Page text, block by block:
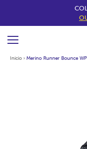
Início › Merino Runner Bounce